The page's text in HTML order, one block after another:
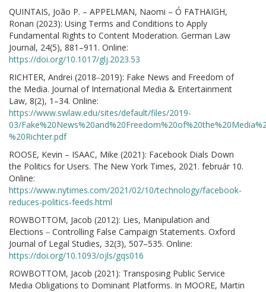
QUINTAIS, João P. – APPELMAN, Naomi – Ó FATHAIGH,
Ronan (2023): Using Terms and Conditions to Apply
Fundamental Rights to Content Moderation. German Law
Journal, 24(5), 881–911. Online:
https://doi.org/10.1017/glj.2023.53
RICHTER, Andrei (2018‒2019): Fake News and Freedom of
the Media. Journal of International Media & Entertainment
Law, 8(2), 1–34. Online:
https://www.swlaw.edu/sites/default/files/2019-
03/
%20Richter.pdf
ROOSE, Kevin – ISAAC, Mike (2021): Facebook Dials Down
the Politics for Users. The New York Times, 2021. február 10.
Online:
https://www.nytimes.com/2021/02/10/technology/facebook-
reduces-politics-feeds.html
ROWBOTTOM, Jacob (2012): Lies, Manipulation and
Elections ‒ Controlling False Campaign Statements. Oxford
Journal of Legal Studies, 32(3), 507–535. Online:
https://doi.org/10.1093/ojls/gqs016
ROWBOTTOM, Jacob (2021): Transposing Public Service
Media Obligations to Dominant Platforms. In MOORE, Martin